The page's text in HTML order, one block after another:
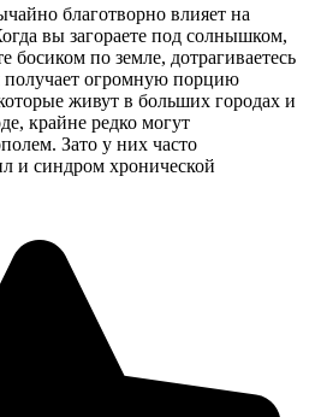
благотворно влияет на
вы загораете под солнышком,
босиком по земле, дотрагиваетесь
получает огромную порцию
живут в больших городах и
крайне редко могут
Зато у них часто
и синдром хронической